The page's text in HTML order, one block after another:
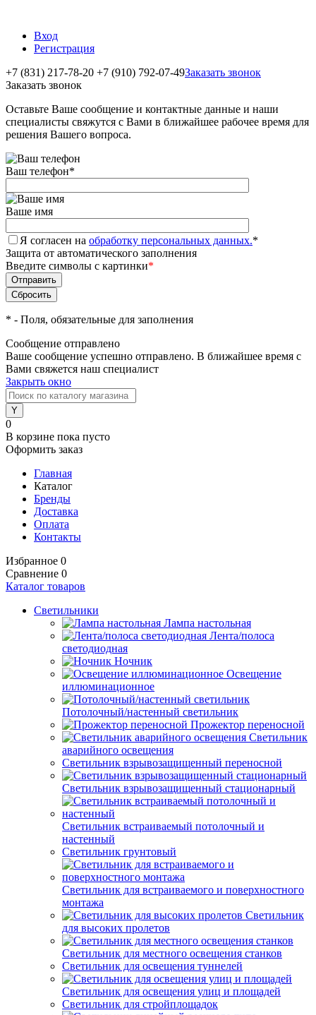
Вход
Регистрация
+7 (831) 217-78-20 +7 (910) 792-07-49Заказать звонок
Заказать звонок
Оставьте Ваше сообщение и контактные данные и наши
специалисты свяжутся с Вами в ближайшее рабочее время для
решения Вашего вопроса.
Ваш телефон*
Ваше имя
Я согласен на обработку персональных данных.*
Защита от автоматического заполнения
Введите символы с картинки*
* - Поля, обязательные для заполнения
Сообщение отправлено
Ваше сообщение успешно отправлено. В ближайшее время с
Вами свяжется наш специалист
Закрыть окно
0
В корзине пока пусто
Оформить заказ
Главная
Каталог
Бренды
Доставка
Оплата
Контакты
Избранное 0
Сравнение 0
Каталог товаров
Светильники
Лампа настольная
Лента/полоса
светодиодная
Ночник
Освещение
иллюминационное
Потолочный/настенный светильник
Прожектор переносной
Светильник
аварийного освещения
Светильник взрывозащищенный переносной
Светильник взрывозащищенный стационарный
Светильник встраиваемый потолочный и
настенный
Светильник грунтовый
Светильник для встраиваемого и поверхностного
монтажа
Светильник
для высоких пролетов
Светильник для местного освещения станков
Светильник для освещения туннелей
Светильник для освещения улиц и площадей
Светильник для стройплощадок